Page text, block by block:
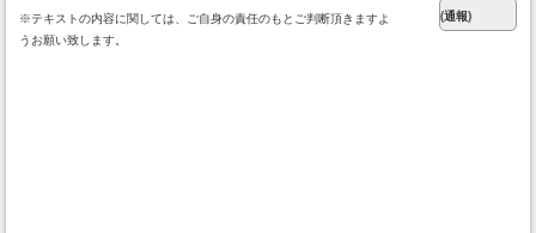
※テキストの内容に関しては、ご自身の責任のもとご判断頂きますよ
うお願い致します。